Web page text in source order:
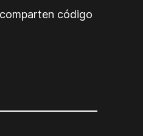
código